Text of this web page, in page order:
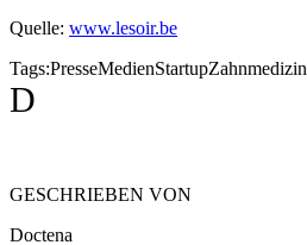
Quelle: www.lesoir.be
Tags:PresseMedienStartupZahnmedizin
D
GESCHRIEBEN VON
Doctena